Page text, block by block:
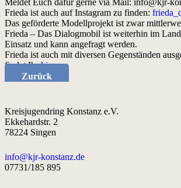
Meldet Euch dafür gerne via Mail: info@kjr-
Frieda ist auch auf Instagram zu finden:
Das geförderte Modellprojekt ist zwar
Frieda – Das Dialogmobil ist weiterhin im
Einsatz und kann angefragt werden.
Frieda ist auch mit diversen Gegenständen
findet Ihrhier.
Zurück
Kreisjugendring Konstanz e.V.
Ekkehardstr. 2
78224 Singen
info@kjr-konstanz.de
07731/185 895